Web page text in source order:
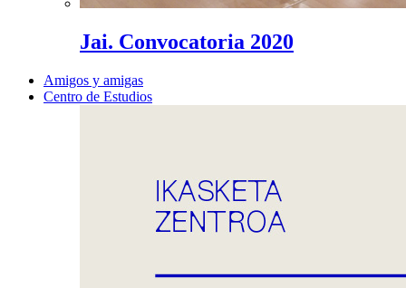
Jai. Convocatoria 2020
Amigos y amigas
Centro de Estudios